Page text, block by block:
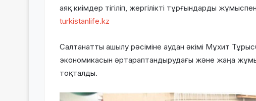
аяқ киімдер тігіліп, жергілікті тұрғындарды
turkistanlife.kz
Салтанатты ашылу рәсіміне аудан әкімі Мұхит
экономикасын әртараптандырудағы және жаңа
тоқталды.